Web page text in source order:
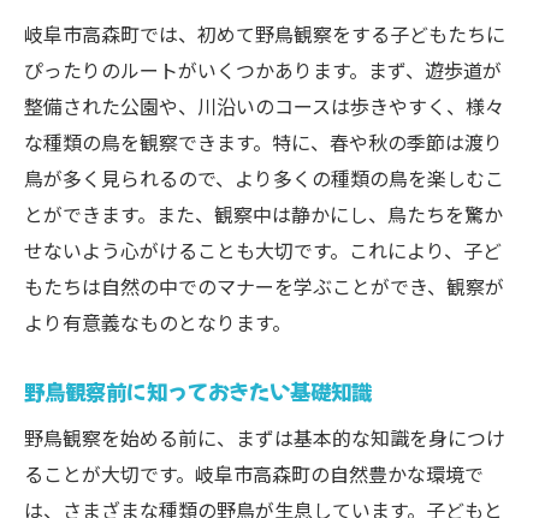
岐阜市高森町では、初めて野鳥観察をする子どもたちに
ぴったりのルートがいくつかあります。まず、遊歩道が
整備された公園や、川沿いのコースは歩きやすく、様々
な種類の鳥を観察できます。特に、春や秋の季節は渡り
鳥が多く見られるので、より多くの種類の鳥を楽しむこ
とができます。また、観察中は静かにし、鳥たちを驚か
せないよう心がけることも大切です。これにより、子ど
もたちは自然の中でのマナーを学ぶことができ、観察が
より有意義なものとなります。
野鳥観察前に知っておきたい基礎知識
野鳥観察を始める前に、まずは基本的な知識を身につけ
ることが大切です。岐阜市高森町の自然豊かな環境で
は、さまざまな種類の野鳥が生息しています。子どもと